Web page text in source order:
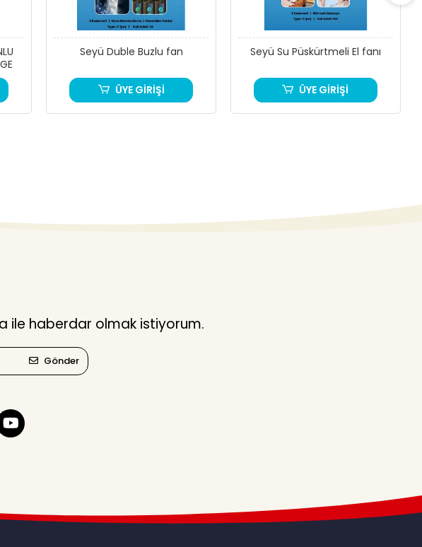
Seyü Duble Buzlu fan
ÜYE GİRİŞİ
Seyü Su Püskürtmeli El fanı
ÜYE GİRİŞİ
ile haberdar olmak istiyorum.
Gönder